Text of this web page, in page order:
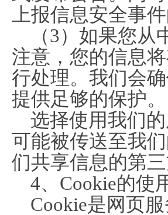
上报信息安全事
（3）如果您
注意，您的信息
行处理。我们会
提供足够的保护。
选择使用我们
可能被传送至我
们共享信息的第三
4、Cookie的使
Cookie是网页